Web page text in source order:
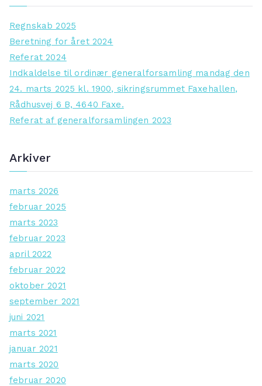
Regnskab 2025
Beretning for året 2024
Referat 2024
Indkaldelse til ordinær generalforsamling mandag den
24. marts 2025 kl. 1900, sikringsrummet Faxehallen,
Rådhusvej 6 B, 4640 Faxe.
Referat af generalforsamlingen 2023
Arkiver
marts 2026
februar 2025
marts 2023
februar 2023
april 2022
februar 2022
oktober 2021
september 2021
juni 2021
marts 2021
januar 2021
marts 2020
februar 2020